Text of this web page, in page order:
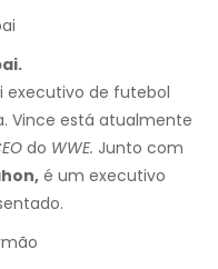
de futebol
Vince está atualmente
do WWE. Junto com
é um executivo